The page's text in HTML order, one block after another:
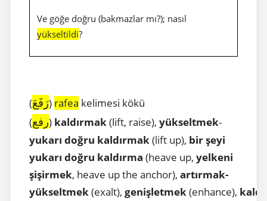
Ve göğe doğru (bakmazlar mı?); nasıl
yükseltildi?
(رَفَعَ) rafea kelimesi kökü
(رفع) kaldırmak(lift, raise), yükseltmek-
yukarı doğru kaldırmak(lift up), bir şeyi
yukarı doğru kaldırma (heave up, yelkeni
şişirmek, heave up the anchor), artırmak-
yükseltmek(exalt), genişletmek(enhance),